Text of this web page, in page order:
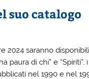
suo catalogo
2024 saranno
paura di chi” e
nel 1990 e nel